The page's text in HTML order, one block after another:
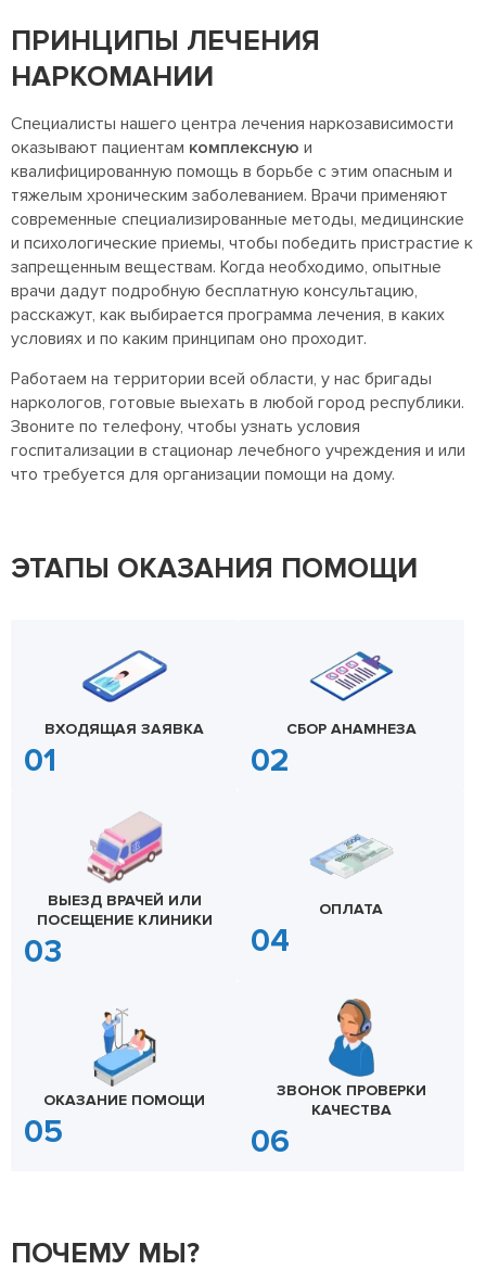
ПРИНЦИПЫ ЛЕЧЕНИЯ
НАРКОМАНИИ
Специалисты нашего центра лечения наркозависимости
оказывают пациентам комплексную и
квалифицированную помощь в борьбе с этим опасным и
тяжелым хроническим заболеванием. Врачи применяют
современные специализированные методы, медицинские
и психологические приемы, чтобы победить пристрастие к
запрещенным веществам. Когда необходимо, опытные
врачи дадут подробную бесплатную консультацию,
расскажут, как выбирается программа лечения, в каких
условиях и по каким принципам оно проходит.
Работаем на территории всей области, у нас бригады
наркологов, готовые выехать в любой город республики.
Звоните по телефону, чтобы узнать условия
госпитализации в стационар лечебного учреждения и или
что требуется для организации помощи на дому.
ЭТАПЫ ОКАЗАНИЯ ПОМОЩИ
ВХОДЯЩАЯ ЗАЯВКА СБОР АНАМНЕЗА
ВЫЕЗД ВРАЧЕЙ ИЛИ
ПОСЕЩЕНИЕ КЛИНИКИ
ОПЛАТА
ОКАЗАНИЕ ПОМОЩИ
ЗВОНОК ПРОВЕРКИ
КАЧЕСТВА
ПОЧЕМУ МЫ?